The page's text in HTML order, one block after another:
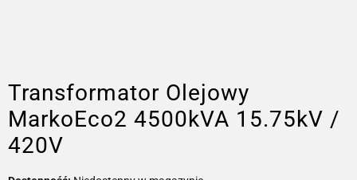
Transformator Olejowy
MarkoEco2 4500kVA 15.75kV /
420V